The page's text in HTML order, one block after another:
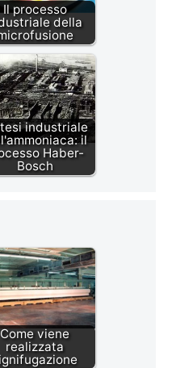
Il processo
della
industriale
il
Haber-
Bosch
Come viene
realizzata